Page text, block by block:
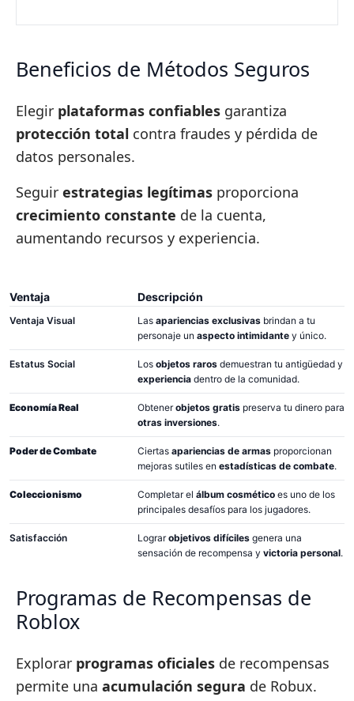
Beneficios de Métodos Seguros
Elegir plataformas confiables garantiza
protección total contra fraudes y pérdida de
datos personales.
Seguir estrategias legítimas proporciona
crecimiento constante de la cuenta,
aumentando recursos y experiencia.
Ventaja Descripción
Ventaja Visual Las apariencias exclusivas brindan a tu
personaje un aspecto intimidante y único.
Estatus Social Los objetos raros demuestran tu antigüedad y
experiencia dentro de la comunidad.
Economía Real Obtenerobjetos gratis preserva tu dinero para
otras inversiones.
Poder de Combate Ciertas apariencias de armas proporcionan
mejoras sutiles en estadísticas de combate.
Coleccionismo Completar el álbum cosmético es uno de los
principales desafíos para los jugadores.
Satisfacción Lograrobjetivos difíciles genera una
sensación de recompensa y victoria personal.
Programas de Recompensas de
Roblox
Explorar programas oficiales de recompensas
permite una acumulación segura de Robux.